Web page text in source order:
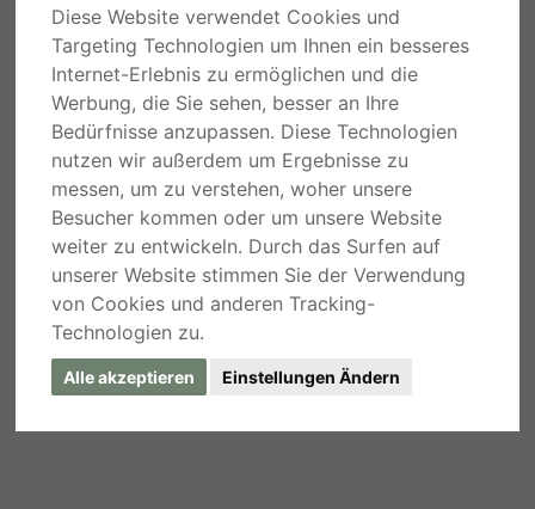
Diese Website verwendet Cookies und
Targeting Technologien um Ihnen ein besseres
Internet-Erlebnis zu ermöglichen und die
Werbung, die Sie sehen, besser an Ihre
Bedürfnisse anzupassen. Diese Technologien
nutzen wir außerdem um Ergebnisse zu
messen, um zu verstehen, woher unsere
Besucher kommen oder um unsere Website
weiter zu entwickeln. Durch das Surfen auf
unserer Website stimmen Sie der Verwendung
von Cookies und anderen Tracking-
Technologien zu.
Alle akzeptieren Einstellungen Ändern